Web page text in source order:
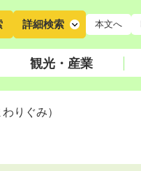
詳細検索 本文へ
観光・産業
りぐみ）